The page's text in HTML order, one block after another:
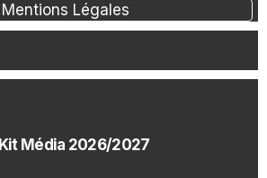
Mentions Légales
Kit Média 2026/2027